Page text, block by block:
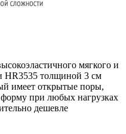
мягкого и
HR3535 толщиной 3 см
имеет открытые поры,
при любых нагрузках
дешевле